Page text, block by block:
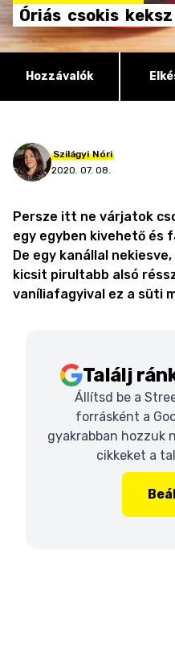
Óriás csokis keksz
Hozzávalók
Szilágyi Nóri
2020. 07. 08.
Persze itt ne várjatok
egy egyben kivehető és
De egy kanállal
kicsit pirultabb alsó
vaníliafagyival ez a süti
Találj
Állítsd be a
forrásként a
gyakrabban hozzuk
cikkeket a